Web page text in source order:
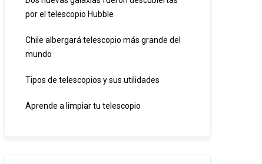
por el telescopio Hubble
Chile albergará telescopio más grande del
mundo
Tipos de telescopios y sus utilidades
Aprende a limpiar tu telescopio